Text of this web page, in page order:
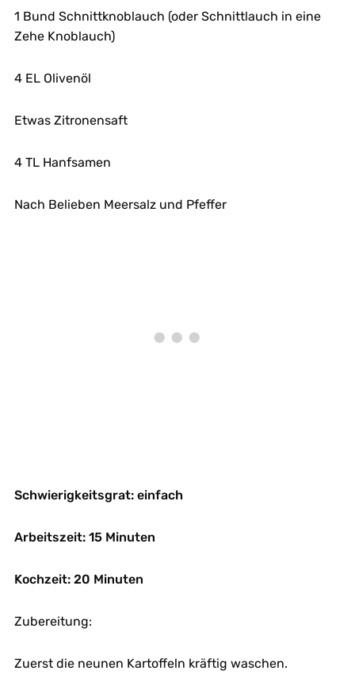
1 Bund Schnittknoblauch (oder Schnittlauch in eine
Zehe Knoblauch)
4 EL Olivenöl
Etwas Zitronensaft
4 TL Hanfsamen
Nach Belieben Meersalz und Pfeffer
Schwierigkeitsgrat: einfach
Arbeitszeit: 15 Minuten
Kochzeit: 20 Minuten
Zubereitung:
Zuerst die neunen Kartoffeln kräftig waschen.